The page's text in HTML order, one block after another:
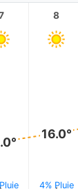
8
16.0°
4% Pluie